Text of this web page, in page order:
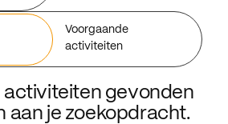
Voorgaande
activiteiten
activiteiten gevonden
aan je zoekopdracht.